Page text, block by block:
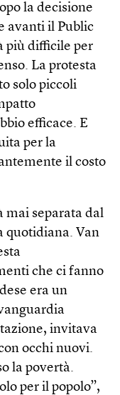
la decisione
avanti il Public
più difficile per
La protesta
solo piccoli
efficace. E
per la
il costo
mai separata dal
quotidiana. Van
che ci fanno
era un
invitava
occhi nuovi.
la povertà.
per il popolo”,